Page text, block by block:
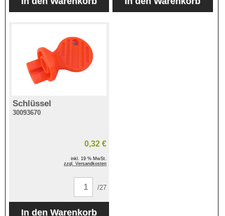
Schlüssel
30093670
0,32 €
inkl. 19 % MwSt.
zzgl. Versandkosten
/27